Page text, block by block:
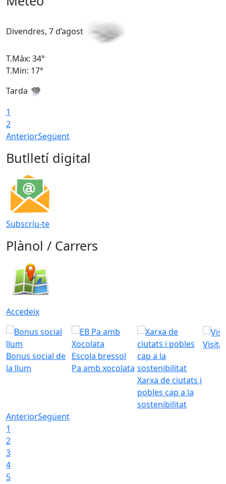
Divendres, 7 d’agost
T.Màx: 34°
T.Min: 17°
Tarda
1
2
AnteriorSegüent
Butlletí digital
Subscriu-te
Plànol / Carrers
Accedeix
Bonus social de
la llum
Escola bressol
Pa amb xocolata
Xarxa de ciutats i
pobles cap a la
sostenibilitat
Visita
AnteriorSegüent
1
2
3
4
5